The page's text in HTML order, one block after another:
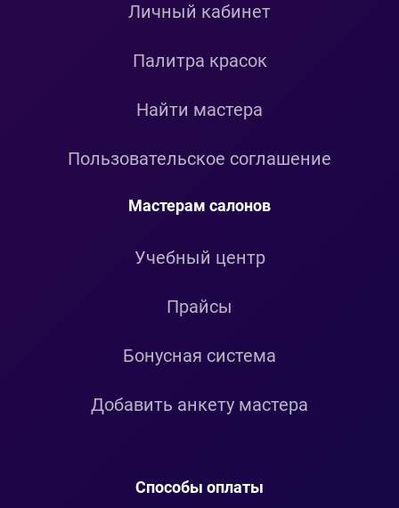
Личный кабинет
Палитра красок
Найти мастера
Пользовательское соглашение
Мастерам салонов
Учебный центр
Прайсы
Бонусная система
Добавить анкету мастера
Способы оплаты